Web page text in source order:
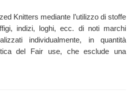
Knitters mediante l’utilizzo di stoffe
indizi, loghi, ecc. di noti marchi
individualmente, in quantità
del Fair use, che esclude una